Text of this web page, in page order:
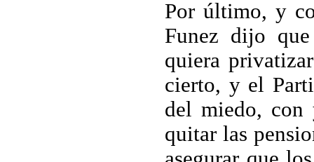
Por último, y
Funez dijo
quiera
cierto, y el
del miedo, con
quitar las